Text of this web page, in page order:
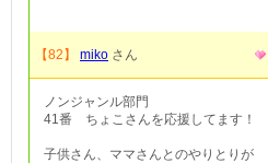
【82】 miko さん
ノンジャンル部門
41番 ちょこさんを応援してます！
子供さん、ママさんとのやりとりが